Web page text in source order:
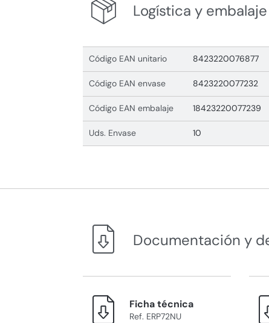
Logística y embalaje
Código EAN unitario 8423220076877
Código EAN envase 8423220077232
Código EAN embalaje 18423220077239
Uds. Envase 10
Documentación y
Ficha técnica
Ref. ERP72NU